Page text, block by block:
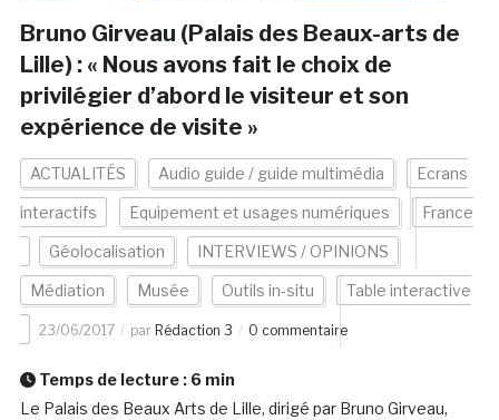
Bruno Girveau (Palais des Beaux-arts de
Lille) : « Nous avons fait le choix de
privilégier d’abord le visiteur et son
expérience de visite »
ACTUALITÉS Audio guide / guide multimédia Ecrans
interactifs Equipement et usages numériques France
Géolocalisation INTERVIEWS / OPINIONS
Médiation Musée Outils in-situ Table interactive
23/06/2017 par Rédaction 3 0 commentaire
Temps de lecture : 6 min
Le Palais des Beaux Arts de Lille, dirigé par Bruno Girveau,